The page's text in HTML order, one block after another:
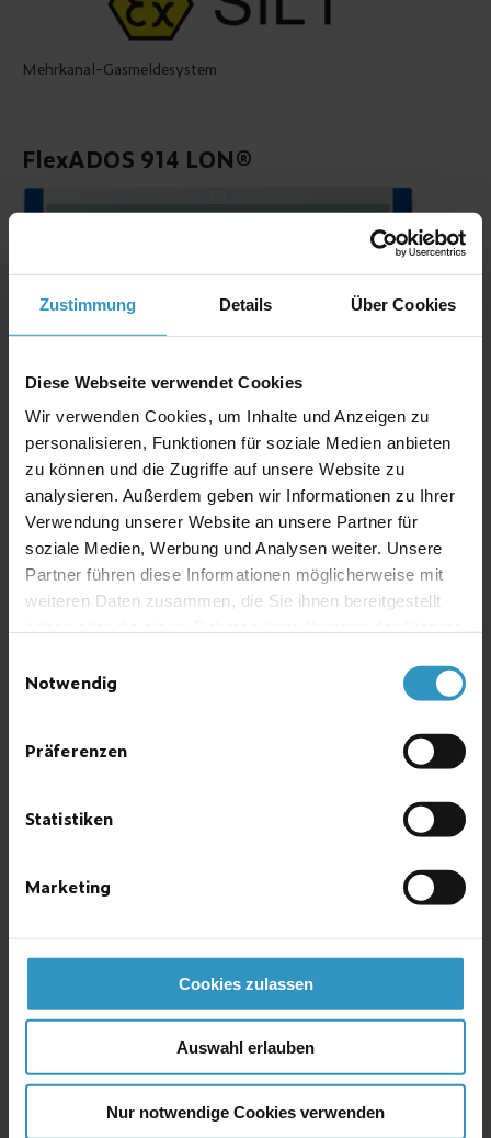
Zustimmung Details Über Cookies
Diese Webseite verwendet Cookies
Wir verwenden Cookies, um Inhalte und Anzeigen zu
personalisieren, Funktionen für soziale Medien anbieten
zu können und die Zugriffe auf unsere Website zu
analysieren. Außerdem geben wir Informationen zu Ihrer
Verwendung unserer Website an unsere Partner für
soziale Medien, Werbung und Analysen weiter. Unsere
Partner führen diese Informationen möglicherweise mit
weiteren Daten zusammen, die Sie ihnen bereitgestellt
Notwendig
Präferenzen
Statistiken
Marketing
Cookies zulassen
Auswahl erlauben
Nur notwendige Cookies verwenden
Mehrkanal-Gasmeldesystem
FlexADOS 914 LON®
Mess-, Steuer- und Warneinheit für Sensoren
FlexADOS 914 CP
Mess-, Steuer- Und Warneinheit für Sensoren